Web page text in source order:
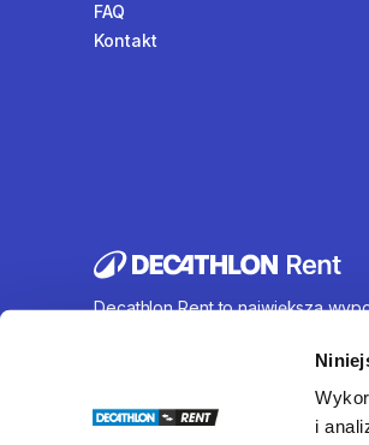
i
FAQ
Kontakt
Decathlon Rent to największa
wynajem rowerów, sprzętu